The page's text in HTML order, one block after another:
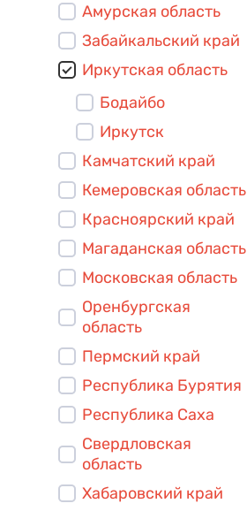
Амурская область
Забайкальский край
Иркутская область
Бодайбо
Иркутск
Камчатский край
Кемеровская область
Красноярский край
Магаданская область
Московская область
Оренбургская
область
Пермский край
Республика Бурятия
Республика Саха
Свердловская
область
Хабаровский край